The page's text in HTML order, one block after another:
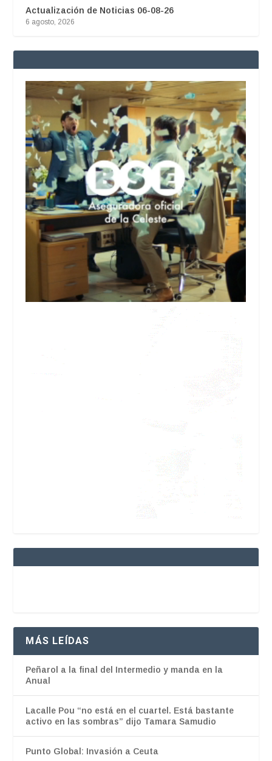
Actualización de Noticias 06-08-26
6 agosto, 2026
MÁS LEÍDAS
Peñarol a la final del Intermedio y manda en la
Anual
Lacalle Pou “no está en el cuartel. Está bastante
activo en las sombras” dijo Tamara Samudio
Punto Global: Invasión a Ceuta